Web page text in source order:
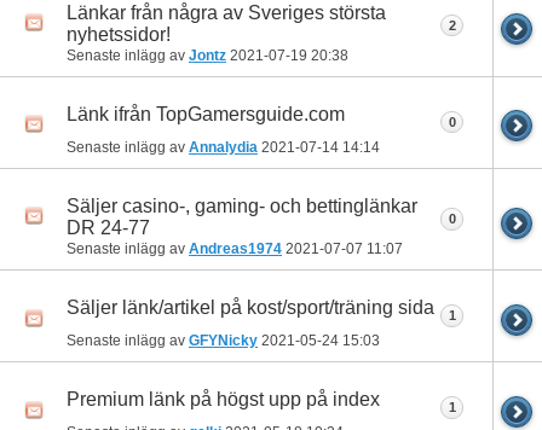
Länkar från några av Sveriges största
nyhetssidor!
Senaste inlägg av Jontz 2021-07-19 20:38
2
Länk ifrån TopGamersguide.com
Senaste inlägg av Annalydia 2021-07-14 14:14
0
Säljer casino-, gaming- och bettinglänkar
DR 24-77
Senaste inlägg av Andreas1974 2021-07-07 11:07
0
Säljer länk/artikel på kost/sport/träning sida
Senaste inlägg av GFYNicky 2021-05-24 15:03
1
Premium länk på högst upp på index 1